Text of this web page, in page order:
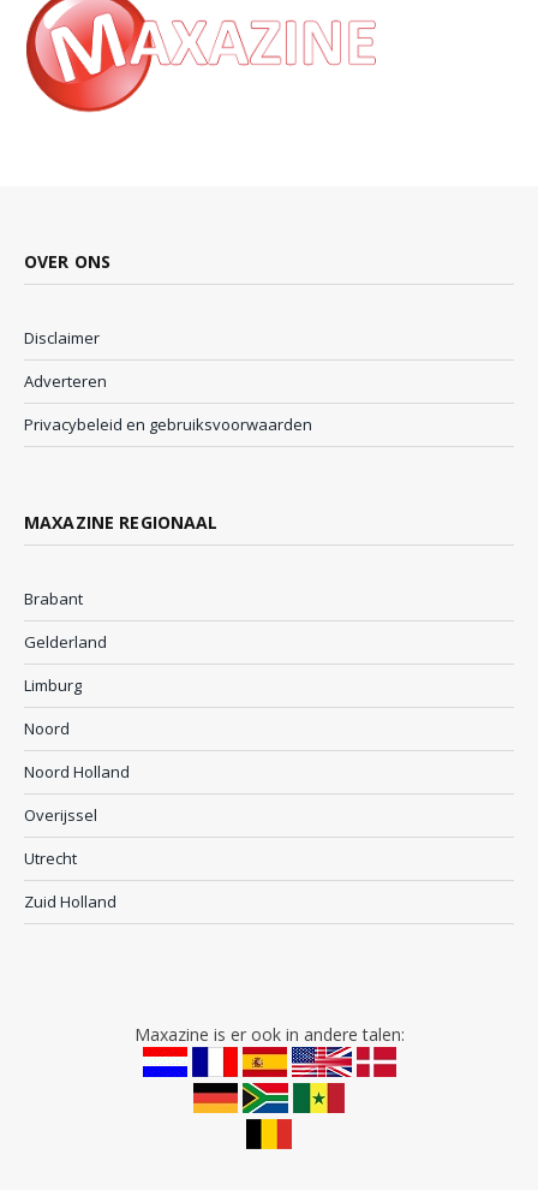
OVER ONS
Disclaimer
Adverteren
Privacybeleid en gebruiksvoorwaarden
MAXAZINE REGIONAAL
Brabant
Gelderland
Limburg
Noord
Noord Holland
Overijssel
Utrecht
Zuid Holland
Maxazine is er ook in andere talen: